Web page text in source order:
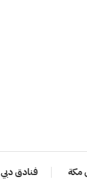
مكة فنادق دبي